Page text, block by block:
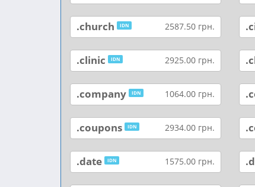
.church IDN 2587.50 грн.
.clinic IDN 2925.00 грн.
.company IDN 1064.00 грн.
.coupons IDN 2934.00 грн.
.date IDN 1575.00 грн.